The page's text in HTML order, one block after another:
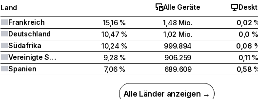
Land Alle Geräte
Frankreich
15,16 % 1,48 Mio.
0,02
Deutschland
10,47 % 1,02 Mio.
0,0 %
Südafrika
10,24 % 999.894
0,06
Vereinigte Staaten
9,28 % 906.259
0,11 %
Spanien
7,06 % 689.609 0,58
Alle Länder anzeigen →